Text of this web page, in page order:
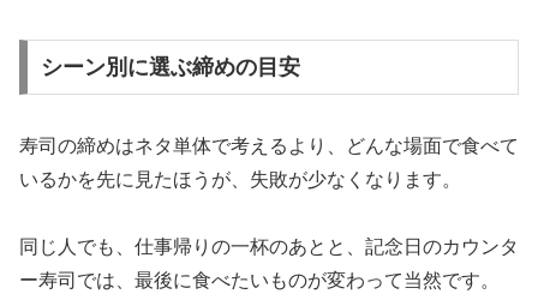
シーン別に選ぶ締めの目安
寿司の締めはネタ単体で考えるより、どんな場面で食べて
いるかを先に見たほうが、失敗が少なくなります。
同じ人でも、仕事帰りの一杯のあとと、記念日のカウンタ
ー寿司では、最後に食べたいものが変わって当然です。